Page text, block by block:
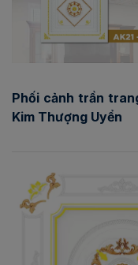
Phối cảnh trần
Kim Thượng Uyển